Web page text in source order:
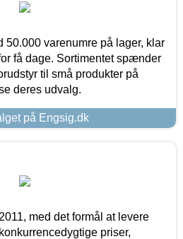
50.000 varenumre på lager, klar
få dage. Sortimentet spænder
til små produkter på
deres udvalg.
på Engsig.dk
med det formål at levere
priser,